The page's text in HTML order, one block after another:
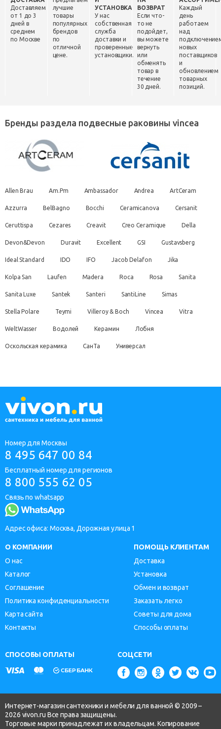
Доставляем
от 1 до 3
дней в
среднем
по Москве
лучшие
товары
популярных
брендов
по
отличной
цене.
УСТАНОВКА
У нас
собственная
служба
доставки и
проверенные
установщики.
ВОЗВРАТ
Если что-
то не
подойдет,
вы можете
вернуть
или
обменять
товар в
течение
30 дней.
Каждый
день
работаем
над
новых
поставщиков
и
обновлением
товарных
позиций.
Бренды раздела подвесные раковины vincea
Allen Brau Am.Pm Ambassador Andrea ArtCeram
Azzurra BelBagno Bocchi Ceramicanova Cersanit
Ceruttispa Cezares Creavit Creo Ceramique Della
Devon&Devon Duravit Excellent GSI Gustavsberg
Ideal Standard IDO IFO Jacob Delafon Jika
Kolpa San Laufen Madera Roca Rosa Sanita
Sanita Luxe Santek Santeri SantiLine Simas
Stella Polare Teymi Villeroy & Boch Vincea Vitra
WeltWasser Водолей Керамин Лобня
Оскольская керамика СанТа Универсал
Номер для Москвы
8 495 647 00 84
Бесплатный номер для регионов
8 800 555 62 05
Связь по whatsapp
Адрес офиса: Москва, Дорожная улица 1
О КОМПАНИИ
О нас
Каталог
Соглашение
Политика конфиденциальности
Карта сайта
Контакты
ПОМОЩЬ КЛИЕНТАМ
Доставка
Установка
Обмен и возврат
Заказать легко
Советы для дома
Способы оплаты
СПОСОБЫ ОПЛАТЫ СОЦСЕТИ
Интернет-магазин сантехники и мебели для ванной © 2009 –
2026 vivon.ru Все права защищены.
Торговые марки принадлежат их владельцам. Копирование